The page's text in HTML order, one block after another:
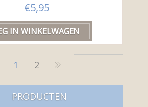
€5,95
1 2
PRODUCTEN